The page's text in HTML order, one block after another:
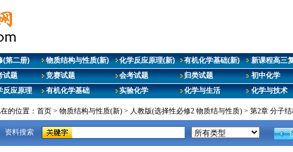
(第二册) 物质结构与性质(新) 化学反应原理(新) 有机化学基础(新) 新课程高三
试题 竞赛试题 会考试题 归类试题 初中化学
反应原理 有机化学基础 实验化学 化学与生活 化学与技术
的位置： 首页 > 物质结构与性质(新) > 人教版(选择性必修2 物质结与性质) > 第2章 分子
资料搜索